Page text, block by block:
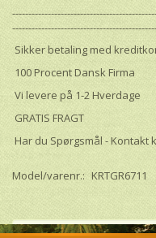
Sikker betaling med
100 Procent Dansk Firma
Vi levere på 1-2 Hverdage
GRATIS FRAGT
Har du Spørgsmål - Kontakt
Model/varenr.: KRTGR6711